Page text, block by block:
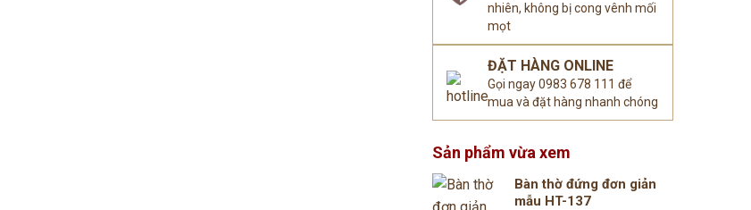
nhiên, không bị cong vênh mối
mọt
ĐẶT HÀNG ONLINE
Gọi ngay 0983 678 111 để
mua và đặt hàng nhanh chóng
Sản phẩm vừa xem
Bàn thờ đứng đơn giản
mẫu HT-137